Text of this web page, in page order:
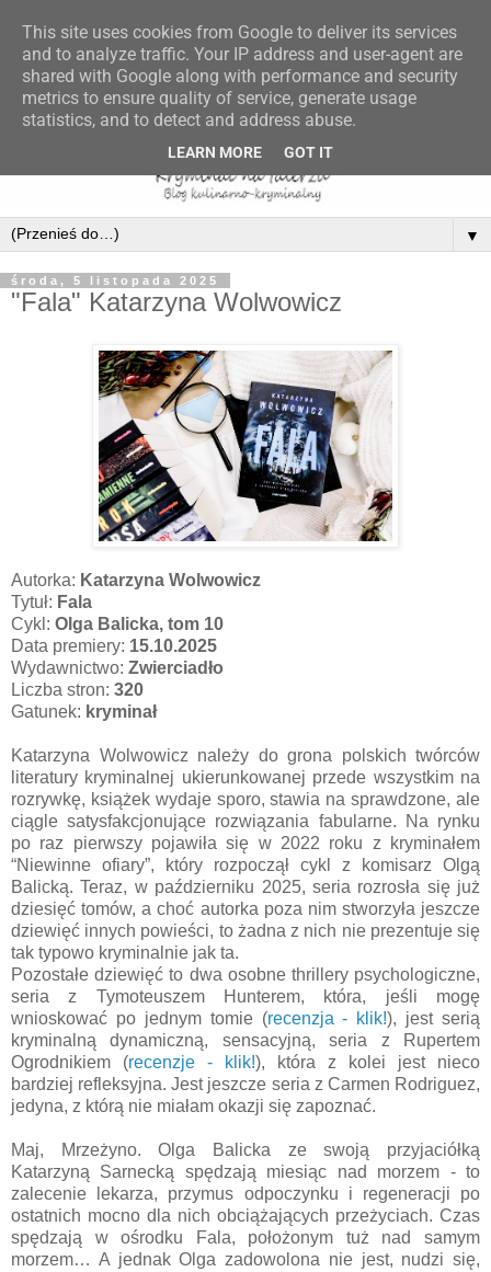
▼
środa, 5 listopada 2025
"Fala" Katarzyna Wolwowicz
Autorka: Katarzyna Wolwowicz
Tytuł: Fala
Cykl: Olga Balicka, tom 10
Data premiery: 15.10.2025
Wydawnictwo: Zwierciadło
Liczba stron: 320
Gatunek: kryminał
Katarzyna Wolwowicz należy do grona polskich twórców
literatury kryminalnej ukierunkowanej przede wszystkim na
rozrywkę, książek wydaje sporo, stawia na sprawdzone, ale
ciągle satysfakcjonujące rozwiązania fabularne. Na rynku
po raz pierwszy pojawiła się w 2022 roku z kryminałem
“Niewinne ofiary”, który rozpoczął cykl z komisarz Olgą
Balicką. Teraz, w październiku 2025, seria rozrosła się już
dziesięć tomów, a choć autorka poza nim stworzyła jeszcze
dziewięć innych powieści, to żadna z nich nie prezentuje się
tak typowo kryminalnie jak ta.
Pozostałe dziewięć to dwa osobne thrillery psychologiczne,
seria z Tymoteuszem Hunterem, która, jeśli mogę
wnioskować po jednym tomie (recenzja - klik!), jest serią
kryminalną dynamiczną, sensacyjną, seria z Rupertem
Ogrodnikiem (recenzje - klik!), która z kolei jest nieco
bardziej refleksyjna. Jest jeszcze seria z Carmen Rodriguez,
jedyna, z którą nie miałam okazji się zapoznać.
Maj, Mrzeżyno. Olga Balicka ze swoją przyjaciółką
Katarzyną Sarnecką spędzają miesiąc nad morzem - to
zalecenie lekarza, przymus odpoczynku i regeneracji po
ostatnich mocno dla nich obciążających przeżyciach. Czas
spędzają w ośrodku Fala, położonym tuż nad samym
morzem… A jednak Olga zadowolona nie jest, nudzi się,
This site uses cookies from Google to deliver its services
and to analyze traffic. Your IP address and user-agent are
shared with Google along with performance and security
metrics to ensure quality of service, generate usage
statistics, and to detect and address abuse.
LEARN MORE GOT IT